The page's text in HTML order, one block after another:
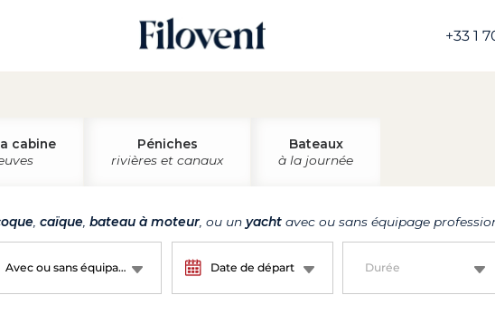
+33 1
cabine
Péniches
rivières et canaux
Bateaux
à la journée
caïque bateau à moteur , ou un yacht avec ou sans équipage
Avec ou sans équipage ? Date de départ Durée